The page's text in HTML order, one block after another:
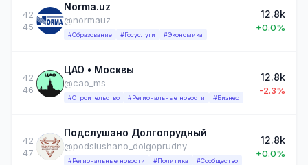
42
45
Norma.uz
@normauz
#Образование #Госуслуги #Экономика
12.8k
+0.0%
42
46
ЦАО • Москвы
@cao_ms
#Строительство #Региональные новости #Бизнес
12.8k
-2.3%
42
47
Подслушано Долгопрудный
@podslushano_dolgoprudny
#Региональные новости #Политика #Сообщество
12.8k
+0.0%